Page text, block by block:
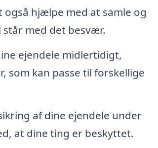
hjælpe med at samle og
står med det besvær.
ejendele midlertidigt,
kan passe til forskellige
af dine ejendele under
at dine ting er beskyttet.